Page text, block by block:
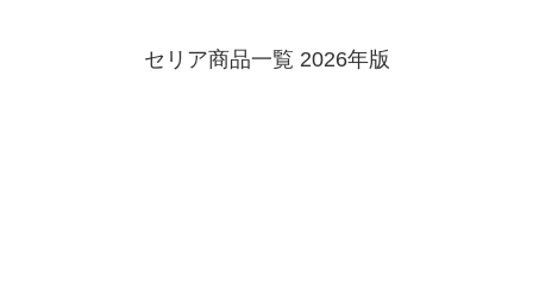
セリア商品一覧 2026年版